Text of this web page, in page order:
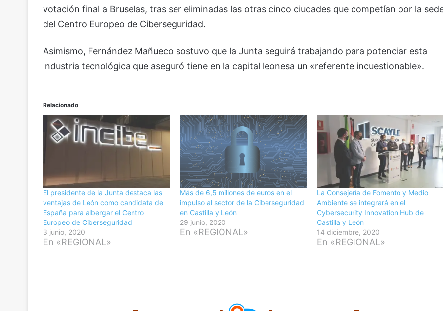
votación final a Bruselas, tras ser eliminadas las otras cinco ciudades que competían por la
del Centro Europeo de Ciberseguridad.
Asimismo, Fernández Mañueco sostuvo que la Junta seguirá trabajando para potenciar esta
industria tecnológica que aseguró tiene en la capital leonesa un «referente incuestionable».
Relacionado
El presidente de la Junta destaca las
ventajas de León como candidata de
España para albergar el Centro
Europeo de Ciberseguridad
3 junio, 2020
En «REGIONAL»
Más de 6,5 millones de euros en el
impulso al sector de la Ciberseguridad
en Castilla y León
29 junio, 2020
En «REGIONAL»
La Consejería de Fomento y Medio
Ambiente se integrará en el
Cybersecurity Innovation Hub de
Castilla y León
14 diciembre, 2020
En «REGIONAL»